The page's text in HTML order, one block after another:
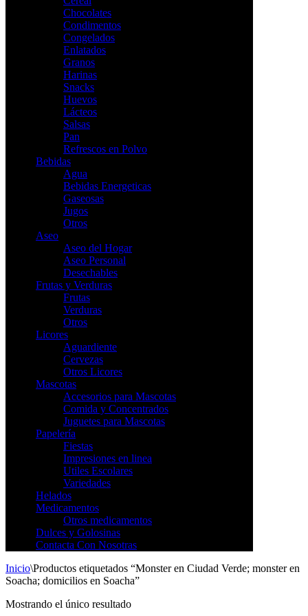
Chocolates
Condimentos
Congelados
Enlatados
Granos
Harinas
Snacks
Huevos
Lácteos
Salsas
Pan
Refrescos en Polvo
Bebidas
Agua
Bebidas Energeticas
Gaseosas
Jugos
Otros
Aseo
Aseo del Hogar
Aseo Personal
Desechables
Frutas y Verduras
Frutas
Verduras
Otros
Licores
Aguardiente
Cervezas
Otros Licores
Mascotas
Accesorios para Mascotas
Comida y Concentrados
Juguetes para Mascotas
Papelería
Fiestas
Impresiones en linea
Utiles Escolares
Variedades
Helados
Medicamentos
Otros medicamentos
Dulces y Golosinas
Contacta Con Nosotras
Inicio\Productos etiquetados “Monster en Ciudad Verde; monster en
Soacha; domicilios en Soacha”
Mostrando el único resultado